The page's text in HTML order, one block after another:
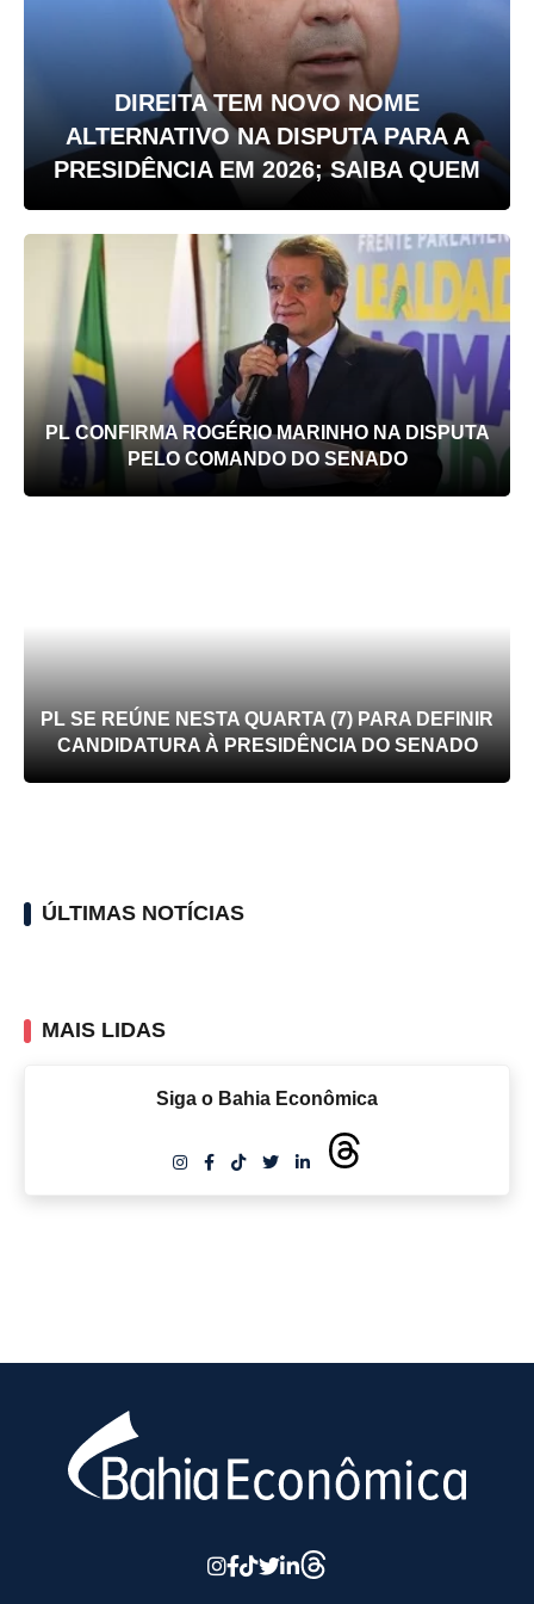
DIREITA TEM NOVO NOME
ALTERNATIVO NA DISPUTA PARA A
PRESIDÊNCIA EM 2026; SAIBA QUEM
PL CONFIRMA ROGÉRIO MARINHO NA DISPUTA
PELO COMANDO DO SENADO
PL SE REÚNE NESTA QUARTA (7) PARA DEFINIR
CANDIDATURA À PRESIDÊNCIA DO SENADO
ÚLTIMAS NOTÍCIAS
MAIS LIDAS
Siga o Bahia Econômica